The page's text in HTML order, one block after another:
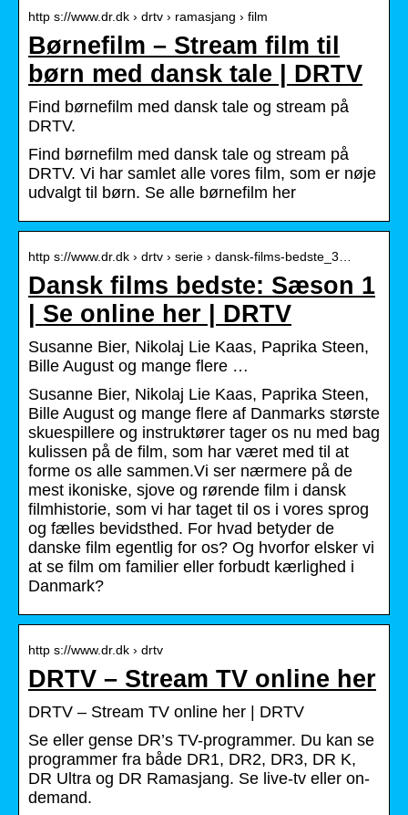
http s://www.dr.dk › drtv › ramasjang › film
Børnefilm – Stream film til
børn med dansk tale | DRTV
Find børnefilm med dansk tale og stream på
DRTV.
Find børnefilm med dansk tale og stream på
DRTV. Vi har samlet alle vores film, som er nøje
udvalgt til børn. Se alle børnefilm her
http s://www.dr.dk › drtv › serie › dansk-films-bedste_3…
Dansk films bedste: Sæson 1
| Se online her | DRTV
Susanne Bier, Nikolaj Lie Kaas, Paprika Steen,
Bille August og mange flere …
Susanne Bier, Nikolaj Lie Kaas, Paprika Steen,
Bille August og mange flere af Danmarks største
skuespillere og instruktører tager os nu med bag
kulissen på de film, som har været med til at
forme os alle sammen.Vi ser nærmere på de
mest ikoniske, sjove og rørende film i dansk
filmhistorie, som vi har taget til os i vores sprog
og fælles bevidsthed. For hvad betyder de
danske film egentlig for os? Og hvorfor elsker vi
at se film om familier eller forbudt kærlighed i
Danmark?
http s://www.dr.dk › drtv
DRTV – Stream TV online her
DRTV – Stream TV online her | DRTV
Se eller gense DR’s TV-programmer. Du kan se
programmer fra både DR1, DR2, DR3, DR K,
DR Ultra og DR Ramasjang. Se live-tv eller on-
demand.